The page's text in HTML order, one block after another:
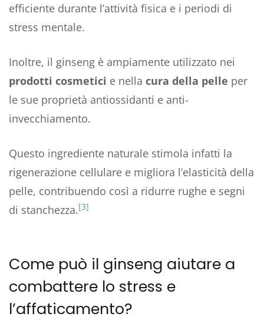
efficiente durante l’attività fisica e i periodi di
stress mentale.
Inoltre, il ginseng è ampiamente utilizzato nei
prodotti cosmetici e nella cura della pelle per
le sue proprietà antiossidanti e anti-
invecchiamento.
Questo ingrediente naturale stimola infatti la
rigenerazione cellulare e migliora l’elasticità della
pelle, contribuendo così a ridurre rughe e segni
di stanchezza.[3]
Come può il ginseng aiutare a
combattere lo stress e
l’affaticamento?